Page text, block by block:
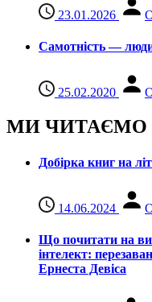
23.01.2026
Самотність — люди
25.02.2020
МИ ЧИТАЄМО
Добірка книг на
14.06.2024
Що почитати на
інтелект:
Ернеста Девіса